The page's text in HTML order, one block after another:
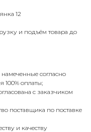
12
и подъём товара до
согласно
100% оплаты;
с заказчиком
поставщика по поставке
и качеству